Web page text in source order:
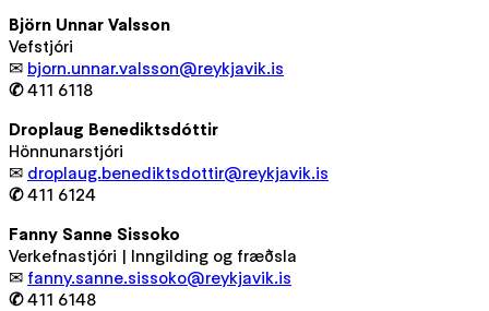
Björn Unnar Valsson
Vefstjóri
✉ bjorn.unnar.valsson@reykjavik.is
✆411 6118
Droplaug Benediktsdóttir
Hönnunarstjóri
✉ droplaug.benediktsdottir@reykjavik.is
✆411 6124
Fanny Sanne Sissoko
Verkefnastjóri | Inngilding og fræðsla
✉ fanny.sanne.sissoko@reykjavik.is
✆411 6148